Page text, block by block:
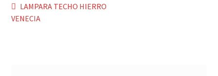
Menaje y servicio de mesa
Navegación
de
Anterior:
LAMPARA TECHO HIERRO
VENECIA